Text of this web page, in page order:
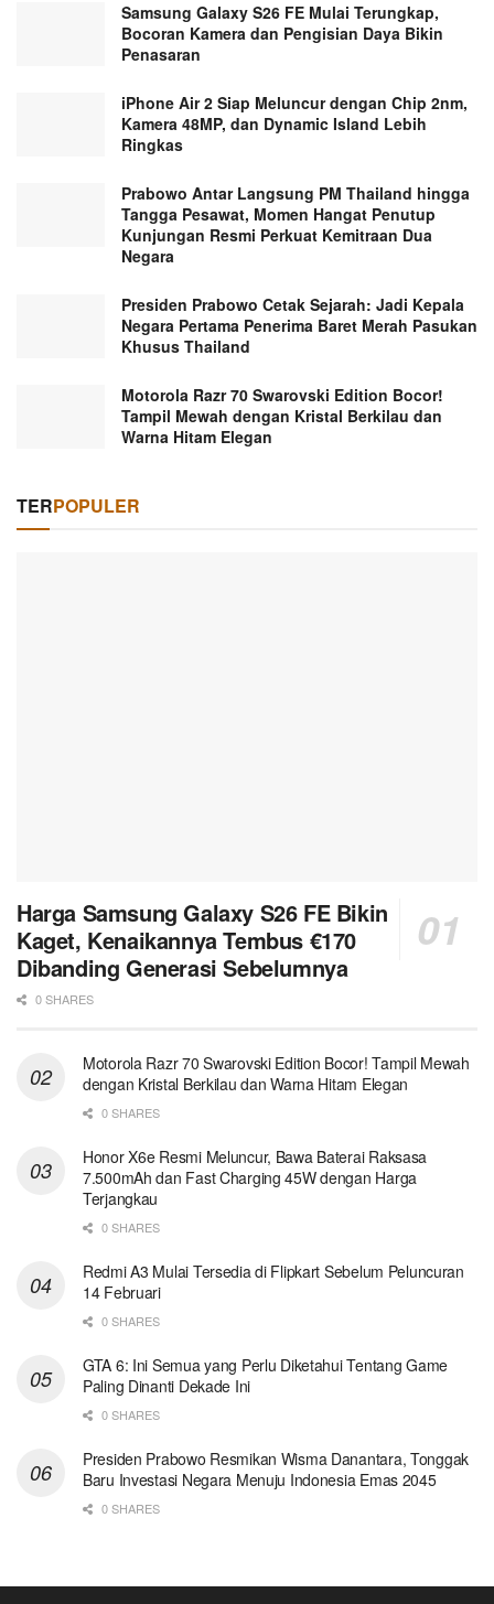
Samsung Galaxy S26 FE Mulai Terungkap,
Bocoran Kamera dan Pengisian Daya Bikin
Penasaran
iPhone Air 2 Siap Meluncur dengan Chip 2nm,
Kamera 48MP, dan Dynamic Island Lebih
Ringkas
Prabowo Antar Langsung PM Thailand hingga
Tangga Pesawat, Momen Hangat Penutup
Kunjungan Resmi Perkuat Kemitraan Dua
Negara
Presiden Prabowo Cetak Sejarah: Jadi Kepala
Negara Pertama Penerima Baret Merah Pasukan
Khusus Thailand
Motorola Razr 70 Swarovski Edition Bocor!
Tampil Mewah dengan Kristal Berkilau dan
Warna Hitam Elegan
TERPOPULER
Harga Samsung Galaxy S26 FE Bikin
Kaget, Kenaikannya Tembus €170
Dibanding Generasi Sebelumnya
0 SHARES
Motorola Razr 70 Swarovski Edition Bocor! Tampil Mewah
dengan Kristal Berkilau dan Warna Hitam Elegan
0 SHARES
Honor X6e Resmi Meluncur, Bawa Baterai Raksasa
7.500mAh dan Fast Charging 45W dengan Harga
Terjangkau
0 SHARES
Redmi A3 Mulai Tersedia di Flipkart Sebelum Peluncuran
14 Februari
0 SHARES
GTA 6: Ini Semua yang Perlu Diketahui Tentang Game
Paling Dinanti Dekade Ini
0 SHARES
Presiden Prabowo Resmikan Wisma Danantara, Tonggak
Baru Investasi Negara Menuju Indonesia Emas 2045
0 SHARES